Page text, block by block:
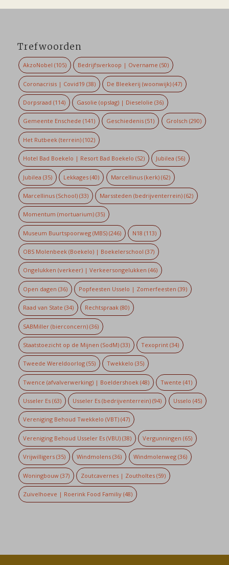
Trefwoorden
AkzoNobel (105) Bedrijfsverkoop | Overname (50)
Coronacrisis | Covid19 (38) De Bleekerij (woonwijk) (47)
Dorpsraad (114) Gasolie (opslag) | Dieselolie (36)
Gemeente Enschede (141) Geschiedenis (51) Grolsch (290)
Het Rutbeek (terrein)(102)
Hotel Bad Boekelo | Resort Bad Boekelo (52) Jubilea (56)
Jubilea (35) Lekkages (40) Marcellinus (kerk)(62)
Marcellinus (School)(33) Marssteden (bedrijventerrein) (62)
Momentum (mortuarium)(35)
Museum Buurtspoorweg (MBS)(246) N18 (113)
OBS Molenbeek (Boekelo) | Boekelerschool (37)
Ongelukken (verkeer) | Verkeersongelukken (46)
Open dagen (36) Popfeesten Usselo | Zomerfeesten (39)
Raad van State (34) Rechtspraak (80)
SABMiller (bierconcern)(36)
Staatstoezicht op de Mijnen (SodM)(33) Texoprint (34)
Tweede Wereldoorlog(55) Twekkelo (35)
Twence (afvalverwerking) | Boeldershoek(48) Twente (41)
Usseler Es(63) Usseler Es (bedrijventerrein) (94) Usselo (45)
Vereniging Behoud Twekkelo (VBT)(47)
Vereniging Behoud Usseler Es (VBU)(38) Vergunningen (65)
Vrijwilligers(35) Windmolens (36) Windmolenweg(36)
Woningbouw(37) Zoutcavernes | Zoutholtes (59)
Zuivelhoeve | Roerink Food Familiy(48)